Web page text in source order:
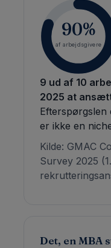
90%
af arbejdsgivere
9 ud af 10
2025 at
Efterspørgslen
er ikke en
Kilde: GMAC
Survey 2025
Det, en MBA